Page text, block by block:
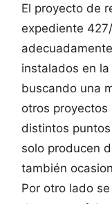
El proyecto de
expediente
instalados en
buscando una
otros proyectos
distintos
solo producen
también
Por otro lado